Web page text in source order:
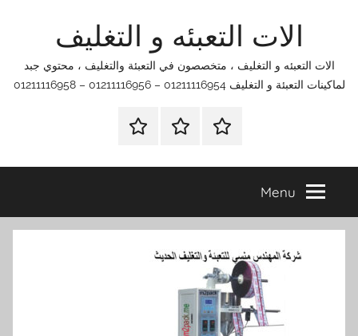
الات التعبئه و التغليف
الات التعبئه و التغليف ، متخصصون في التعبئة والتغليف ، محتوي جبد
لماكينات التعبئة و التغليف 01211116954 – 01211116956 – 01211116958
الرئيسيةاتصل
اتـصـل
في
التي
Menu